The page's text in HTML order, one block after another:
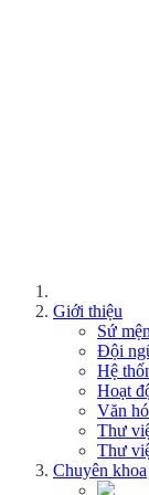
Giới thiệu
Sứ
Đội
Hệ
Hoạt
Văn
Thư
Thư
Chuyên khoa